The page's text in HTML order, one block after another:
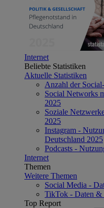
Internet
Beliebte Statistiken
Aktuelle Statistiken
Anzahl der
Social Networks
2025
Soziale
2025
Instagram -
Deutschland 2025
Podcasts -
Internet
Themen
Weitere Themen
Social Media -
TikTok - Daten &
Top Report